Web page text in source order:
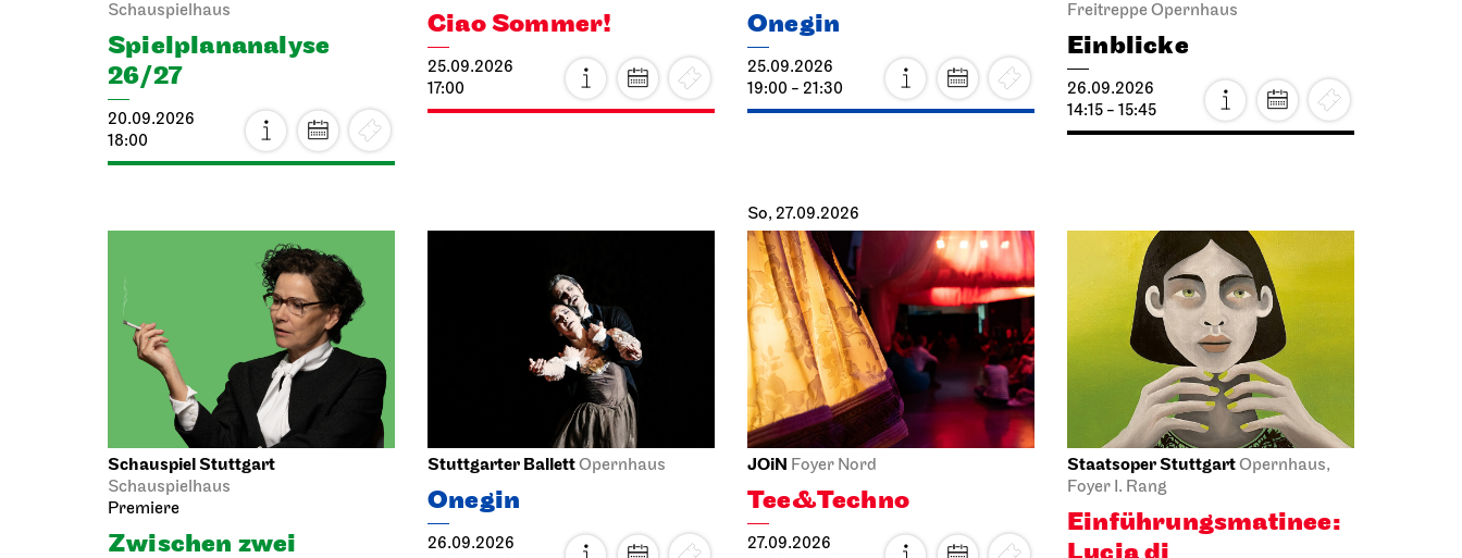
Schauspielhaus
Spiel­plan­analyse
26/27
20.09.2026
18:00
Ciao Sommer!
25.09.2026
17:00
Onegin
25.09.2026
19:00 - 21:30
Freitreppe Opernhaus
Einblicke
26.09.2026
14:15 - 15:45
Schauspiel Stuttgart
Schauspielhaus
Premiere
Zwischen zwei
Stuttgarter BallettOpernhaus
Onegin
26.09.2026
So, 27.09.2026
JOiN Foyer Nord
Tee&Techno
27.09.2026
Staatsoper StuttgartOpernhaus,
Foyer I. Rang
Einführungs­matinee: